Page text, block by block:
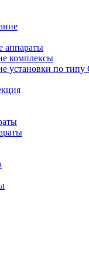
аппараты
комплексы
установки по типу